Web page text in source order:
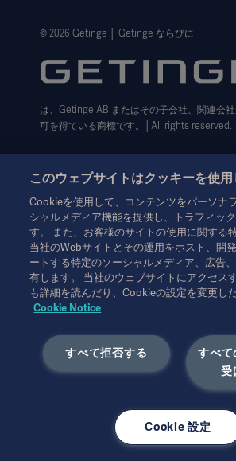
ウェブサイト個人情報保護方針
利用規約
Cookie設定センター
データサブジェクト・リクエスト（英
© 2026 Getinge │ Getinge ならびに
は、Getinge AB またはその子会社、関連会
可を得ている商標です。│All rights reserved.
本情報は、専門家を対象とした情報提供のみ
め、取扱説明書、サービスマニュアルまたは
わりとして用いることはできません。ゲティ
基づいて行われたいかなる者の行為または不
切の責任または義務を負いません。ご使用に
自身の責任において行ってください。
きない、または許可されていない場合があり
書面による許可なく、本情報の全部または一
することはできません。
本情報は、米国以外の方々を対象としていま
しもゲティンゲの見解を反映、代表するもの
このウェブサイトはクッキーを使
Cookieを使用して、コンテンツをパーソナ
シャルメディア機能を提供し、トラフィッ
す。 また、お客様のサイトの使用に関する
当社のWebサイトとその運用をホスト、開
ートする特定のソーシャルメディア、広告
有します。 当社のウェブサイトにアクセス
も詳細を読んだり、Cookieの設定を変更し
Cookie Notice
すべ
受
すべて拒否する
Cookie 設定